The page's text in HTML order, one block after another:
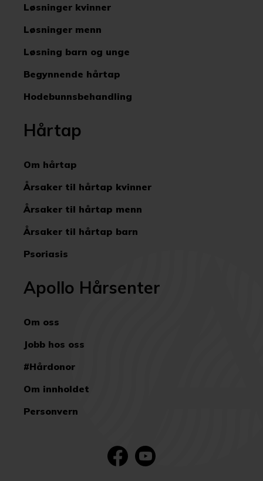
Løsninger kvinner
Løsninger menn
Løsning barn og unge
Begynnende hårtap
Hodebunnsbehandling
Hårtap
Om hårtap
Årsaker til hårtap kvinner
Årsaker til hårtap menn
Årsaker til hårtap barn
Psoriasis
Apollo Hårsenter
Om oss
Jobb hos oss
#Hårdonor
Om innholdet
Personvern